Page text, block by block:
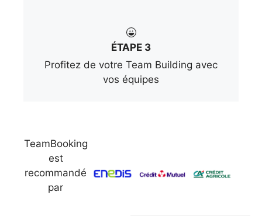
ÉTAPE 3
Profitez de votre Team Building avec
vos équipes
TeamBooking
est
recommandé
par